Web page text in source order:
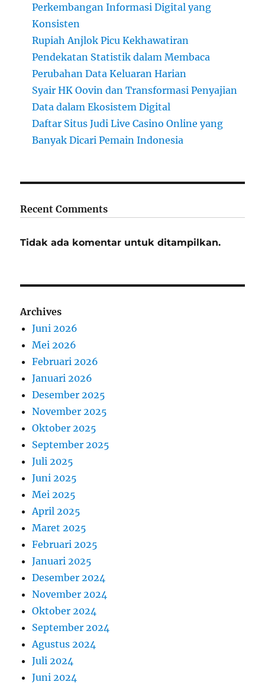
Perkembangan Informasi Digital yang
Konsisten
Rupiah Anjlok Picu Kekhawatiran
Pendekatan Statistik dalam Membaca
Perubahan Data Keluaran Harian
Syair HK Oovin dan Transformasi Penyajian
Data dalam Ekosistem Digital
Daftar Situs Judi Live Casino Online yang
Banyak Dicari Pemain Indonesia
Recent Comments
Tidak ada komentar untuk ditampilkan.
Archives
Juni 2026
Mei 2026
Februari 2026
Januari 2026
Desember 2025
November 2025
Oktober 2025
September 2025
Juli 2025
Juni 2025
Mei 2025
April 2025
Maret 2025
Februari 2025
Januari 2025
Desember 2024
November 2024
Oktober 2024
September 2024
Agustus 2024
Juli 2024
Juni 2024